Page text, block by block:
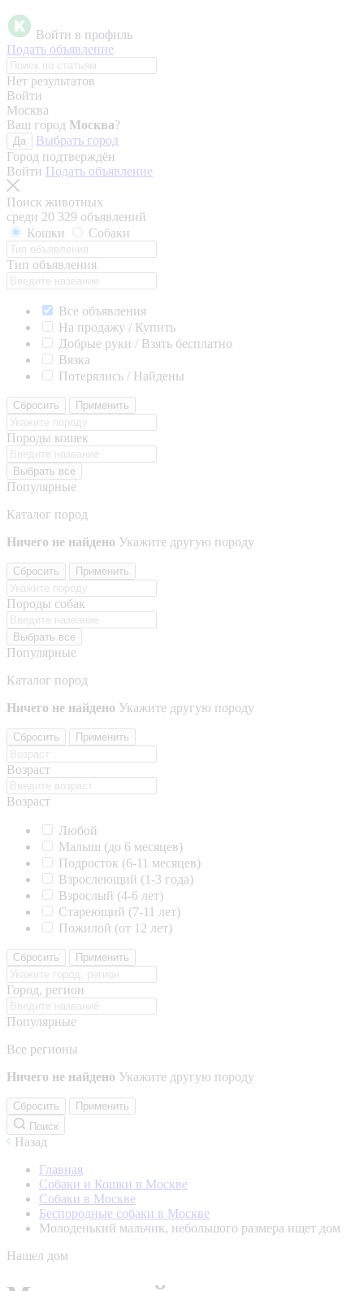
Войти в профиль
Подать объявление
Нет результатов
Войти
Москва
Ваш город Москва?
Да
Выбрать город
Город подтверждён
Войти Подать объявление
Поиск животных
среди 20 329 объявлений
Кошки
Собаки
Тип объявления
Все объявления
На продажу / Купить
Добрые руки / Взять бесплатно
Вязка
Потерялись / Найдены
Сбросить Применить
Породы кошек
Выбрать все
Популярные
Каталог пород
Ничего не найдено Укажите другую породу
Сбросить Применить
Породы собак
Выбрать все
Популярные
Каталог пород
Ничего не найдено Укажите другую породу
Сбросить Применить
Возраст
Возраст
Любой
Малыш (до 6 месяцев)
Подросток (6-11 месяцев)
Взрослеющий (1-3 года)
Взрослый (4-6 лет)
Стареющий (7-11 лет)
Пожилой (от 12 лет)
Сбросить Применить
Город, регион
Популярные
Все регионы
Ничего не найдено Укажите другую породу
Сбросить
Применить
Поиск
Назад
Главная
Собаки и Кошки в Москве
Собаки в Москве
Беспородные собаки в Москве
Молоденький мальчик, небольшого размера ищет дом
Нашел дом